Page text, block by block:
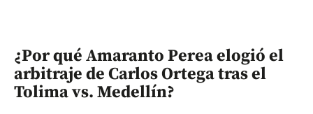
¿Por qué Amaranto Perea elogió el
arbitraje de Carlos Ortega tras el
Tolima vs. Medellín?